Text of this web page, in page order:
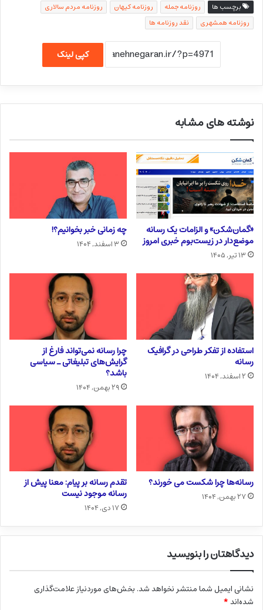
برچسب ها روزنامه جمله روزنامه کیهان
روزنامه مردم سالاری
روزنامه همشهری
نقد روزنامه ها
کپی لینک
نوشته های مشابه
«گمان‌شکن» و الزامات یک رسانه
موضع‌دار در زیست‌بوم خبری امروز
۱۳ تیر, ۱۴۰۵
چه زمانی خبر بخوانیم؟!
۳ اسفند, ۱۴۰۴
استفاده از تفکر طراحی در گرافیک
رسانه
۲ اسفند, ۱۴۰۴
چرا رسانه نمی‌تواند فارغ از
گرایش‌های تبلیغاتی ـ سیاسی
باشد؟
۲۹ بهمن, ۱۴۰۴
رسانه‌ها چرا شکست می خورند؟
۲۷ بهمن, ۱۴۰۴
تقدم رسانه بر پیام: معنا پیش از
رسانه موجود نیست
۱۷ دی, ۱۴۰۴
دیدگاهتان را بنویسید
نشانی ایمیل شما منتشر نخواهد شد. بخش‌های موردنیاز علامت‌گذاری
شده‌اند*